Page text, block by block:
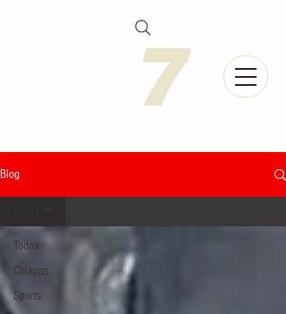
Blog
Todas
Chiapas
Sports